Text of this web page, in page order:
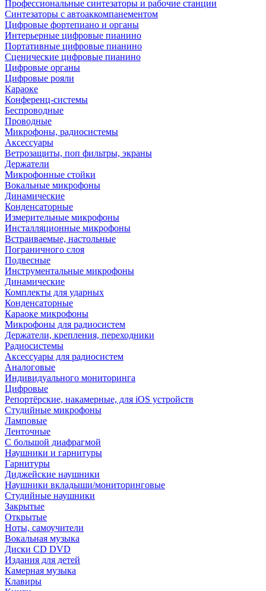
Профессиональные синтезаторы и рабочие станции
Синтезаторы с автоаккомпанементом
Цифровые фортепиано и органы
Интерьерные цифровые пианино
Портативные цифровые пианино
Сценические цифровые пианино
Цифровые органы
Цифровые рояли
Караоке
Конференц-системы
Беспроводные
Проводные
Микрофоны, радиосистемы
Аксессуары
Ветрозащиты, поп фильтры, экраны
Держатели
Микрофонные стойки
Вокальные микрофоны
Динамические
Конденсаторные
Измерительные микрофоны
Инсталляционные микрофоны
Встраиваемые, настольные
Пограничного слоя
Подвесные
Инструментальные микрофоны
Динамические
Комплекты для ударных
Конденсаторные
Караоке микрофоны
Микрофоны для радиосистем
Держатели, крепления, переходники
Радиосистемы
Аксессуары для радиосистем
Аналоговые
Индивидуального мониторинга
Цифровые
Репортёрские, накамерные, для iOS устройств
Студийные микрофоны
Ламповые
Ленточные
С большой диафрагмой
Наушники и гарнитуры
Гарнитуры
Диджейские наушники
Наушники вкладыши/мониторинговые
Студийные наушники
Закрытые
Открытые
Ноты, самоучители
Вокальная музыка
Диски CD DVD
Издания для детей
Камерная музыка
Клавиры